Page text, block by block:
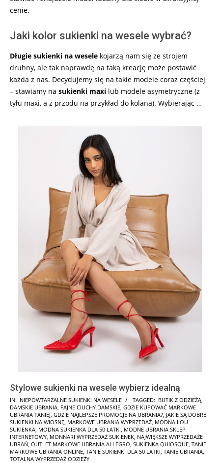
cenie.
Jaki kolor sukienki na wesele wybrać?
Długie sukienki na wesele kojarzą nam się ze strojem
druhny, ale tak naprawdę na taką kreację może postawić
każda z nas. Decydujemy się na takie modele coraz częściej
– stawiamy na sukienki maxi lub modele asymetryczne (z
tyłu maxi, a z przodu na przykład do kolana). Wybierając …
Stylowe sukienki na wesele wybierz idealną
2026-
02-
08
IN: NIEPOWTARZALNE SUKIENKI NA WESELE TAGGED: BUTIK Z ODZIEŻĄ,
DAMSKIE UBRANIA, FAJNE CIUCHY DAMSKIE, GDZIE KUPOWAĆ MARKOWE
UBRANIA TANIEJ, GDZIE NAJLEPSZE PROMOCJE NA UBRANIA?, JAKIE SĄ DOBRE
SUKIENKI NA WIOSNĘ, MARKOWE UBRANIA WYPRZEDAŻ, MODNA LOU
SUKIENKA, MODNA SUKIENKA DLA 50 LATKI, MODNE UBRANIA SKLEP
INTERNETOWY, MONNARI WYPRZEDAŻ SUKIENEK, NAJWIĘKSZE WYPRZEDAŻE
UBRAŃ, OUTLET MARKOWE UBRANIA ALLEGRO, SUKIENKA QUIOSQUE, TANIE
MARKOWE UBRANIA ONLINE, TANIE SUKIENKI DLA 50 LATKI, TANIE UBRANIA,
TOTALNA WYPRZEDAŻ ODZIEŻY